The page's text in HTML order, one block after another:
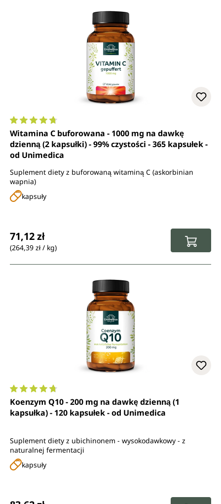
Średnia ocena 4.7 z 5 gwiazdek
Witamina C buforowana - 1000 mg na dawkę
dzienną (2 kapsułki) - 99% czystości - 365 kapsułek -
od Unimedica
Suplement diety z buforowaną witaminą C (askorbinian
wapnia)
kapsuły
71,12 zł
(264,39 zł / kg)
Średnia ocena 4.8 z 5 gwiazdek
Koenzym Q10 - 200 mg na dawkę dzienną (1
kapsułka) - 120 kapsułek - od Unimedica
Suplement diety z ubichinonem - wysokodawkowy - z
naturalnej fermentacji
kapsuły